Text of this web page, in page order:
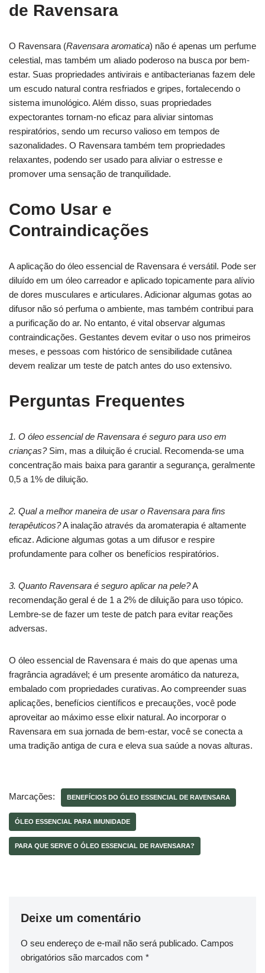
de Ravensara
O Ravensara (Ravensara aromatica) não é apenas um perfume
celestial, mas também um aliado poderoso na busca por bem-
estar. Suas propriedades antivirais e antibacterianas fazem dele
um escudo natural contra resfriados e gripes, fortalecendo o
sistema imunológico. Além disso, suas propriedades
expectorantes tornam-no eficaz para aliviar sintomas
respiratórios, sendo um recurso valioso em tempos de
sazonalidades. O Ravensara também tem propriedades
relaxantes, podendo ser usado para aliviar o estresse e
promover uma sensação de tranquilidade.
Como Usar e
Contraindicações
A aplicação do óleo essencial de Ravensara é versátil. Pode ser
diluído em um óleo carreador e aplicado topicamente para alívio
de dores musculares e articulares. Adicionar algumas gotas ao
difusor não só perfuma o ambiente, mas também contribui para
a purificação do ar. No entanto, é vital observar algumas
contraindicações. Gestantes devem evitar o uso nos primeiros
meses, e pessoas com histórico de sensibilidade cutânea
devem realizar um teste de patch antes do uso extensivo.
Perguntas Frequentes
1. O óleo essencial de Ravensara é seguro para uso em
crianças?Sim, mas a diluição é crucial. Recomenda-se uma
concentração mais baixa para garantir a segurança, geralmente
0,5 a 1% de diluição.
2. Qual a melhor maneira de usar o Ravensara para fins
terapêuticos?A inalação através da aromaterapia é altamente
eficaz. Adicione algumas gotas a um difusor e respire
profundamente para colher os benefícios respiratórios.
3. Quanto Ravensara é seguro aplicar na pele?A
recomendação geral é de 1 a 2% de diluição para uso tópico.
Lembre-se de fazer um teste de patch para evitar reações
adversas.
O óleo essencial de Ravensara é mais do que apenas uma
fragrância agradável; é um presente aromático da natureza,
embalado com propriedades curativas. Ao compreender suas
aplicações, benefícios científicos e precauções, você pode
aproveitar ao máximo esse elixir natural. Ao incorporar o
Ravensara em sua jornada de bem-estar, você se conecta a
uma tradição antiga de cura e eleva sua saúde a novas alturas.
Marcações: BENEFÍCIOS DO ÓLEO ESSENCIAL DE RAVENSARA
ÓLEO ESSENCIAL PARA IMUNIDADE
PARA QUE SERVE O ÓLEO ESSENCIAL DE RAVENSARA?
Deixe um comentário
O seu endereço de e-mail não será publicado. Campos
obrigatórios são marcados com *